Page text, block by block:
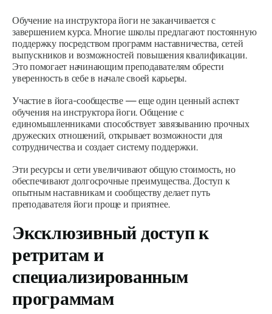
Обучение на инструктора йоги не заканчивается с
завершением курса. Многие школы предлагают постоянную
поддержку посредством программ наставничества, сетей
выпускников и возможностей повышения квалификации.
Это помогает начинающим преподавателям обрести
уверенность в себе в начале своей карьеры.
Участие в йога-сообществе — еще один ценный аспект
обучения на инструктора йоги. Общение с
единомышленниками способствует завязыванию прочных
дружеских отношений, открывает возможности для
сотрудничества и создает систему поддержки.
Эти ресурсы и сети увеличивают общую стоимость, но
обеспечивают долгосрочные преимущества. Доступ к
опытным наставникам и сообществу делает путь
преподавателя йоги проще и приятнее.
Эксклюзивный доступ к
ретритам и
специализированным
программам